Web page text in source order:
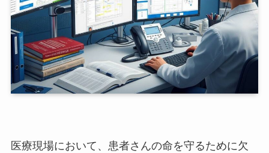
医療現場において、患者さんの命を守るために欠